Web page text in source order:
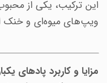
این ترکیب، یکی از
ویپ‌های میوه‌ای و
مزایا و کاربرد پادهای